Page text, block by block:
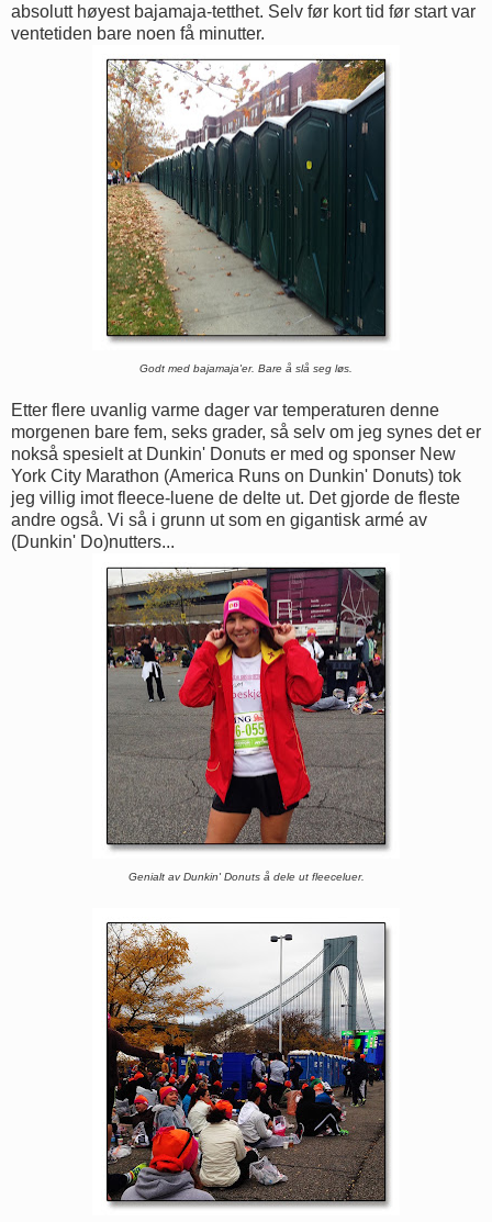
absolutt høyest bajamaja-tetthet. Selv før kort tid før start var
ventetiden bare noen få minutter.
Godt med bajamaja'er. Bare å slå seg løs.
Etter flere uvanlig varme dager var temperaturen denne
morgenen bare fem, seks grader, så selv om jeg synes det er
nokså spesielt at Dunkin' Donuts er med og sponser New
York City Marathon (America Runs on Dunkin' Donuts) tok
jeg villig imot fleece-luene de delte ut. Det gjorde de fleste
andre også. Vi så i grunn ut som en gigantisk armé av
(Dunkin' Do)nutters...
Genialt av Dunkin' Donuts å dele ut fleeceluer.